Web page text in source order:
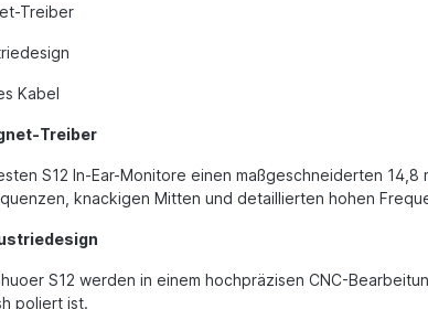
Treiber
Kabel
Treiber
S12 In-Ear-Monitore einen maßgeschneiderten
knackigen Mitten und detaillierten hohen
S12 werden in einem hochpräzisen CNC-
poliert ist.